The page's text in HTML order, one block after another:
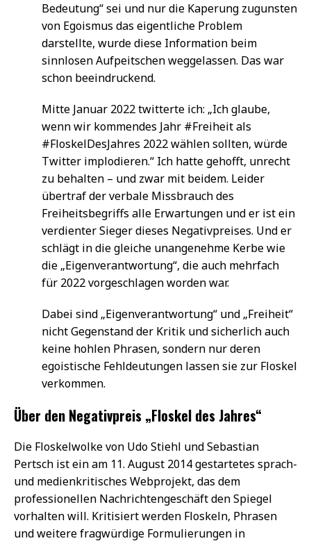
Bedeutung“ sei und nur die Kaperung zugunsten
von Egoismus das eigentliche Problem
darstellte, wurde diese Information beim
sinnlosen Aufpeitschen weggelassen. Das war
schon beeindruckend.
Mitte Januar 2022 twitterte ich: „Ich glaube,
wenn wir kommendes Jahr #Freiheit als
#FloskelDesJahres 2022 wählen sollten, würde
Twitter implodieren.“ Ich hatte gehofft, unrecht
zu behalten – und zwar mit beidem. Leider
übertraf der verbale Missbrauch des
Freiheitsbegriffs alle Erwartungen und er ist ein
verdienter Sieger dieses Negativpreises. Und er
schlägt in die gleiche unangenehme Kerbe wie
die „Eigenverantwortung“, die auch mehrfach
für 2022 vorgeschlagen worden war.
Dabei sind „Eigenverantwortung“ und „Freiheit“
nicht Gegenstand der Kritik und sicherlich auch
keine hohlen Phrasen, sondern nur deren
egoistische Fehldeutungen lassen sie zur Floskel
verkommen.
Über den Negativpreis „Floskel des Jahres“
Die Floskelwolke von Udo Stiehl und Sebastian
Pertsch ist ein am 11. August 2014 gestartetes sprach-
und medienkritisches Webprojekt, das dem
professionellen Nachrichtengeschäft den Spiegel
vorhalten will. Kritisiert werden Floskeln, Phrasen
und weitere fragwürdige Formulierungen in